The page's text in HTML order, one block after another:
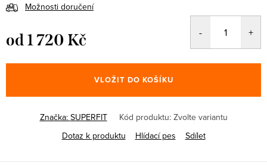
Možnosti doručení
od1 720 Kč
cena:
VLOŽIT DO KOŠÍKU
Značka: SUPERFIT Kód produktu: Zvolte variantu
Dotaz k produktu
Hlídací pes Sdílet